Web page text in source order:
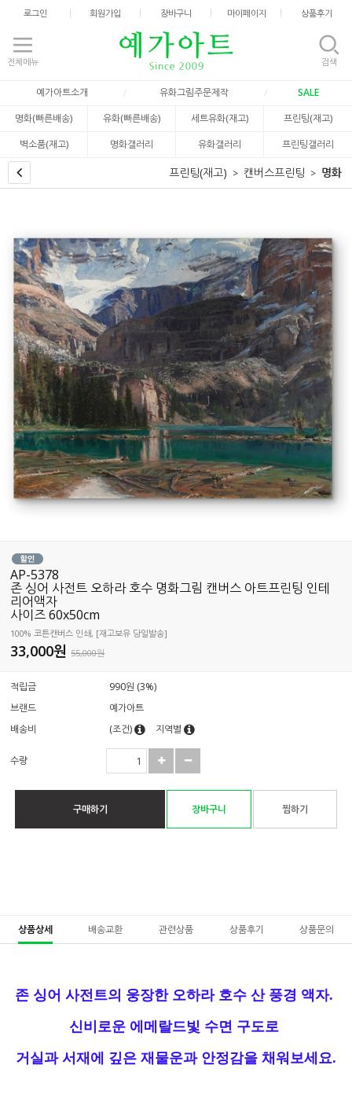
로그인 회원가입 장바구니 마이페이지 상품후기
전체메뉴 검색
예가아트소개 유화그림주문제작
SALE
명화(빠른배송)
유화(빠른배송) 세트유화(재고)
프린팅(재고)
벽소품(재고)
명화갤러리 유화갤러리 프린팅갤러리
프린팅(재고) 캔버스프린팅 명화
AP-5378
존 싱어 사전트 오하라 호수 명화그림 캔버스 아트프린팅 인테
리어액자
사이즈 60x50cm
100% 코튼캔버스 인쇄, [재고보유 당일발송]
33,000원55,000원
적립금
990원 (3%)
브랜드
예가아트
배송비
(조건) 지역별
수량
구매하기 장바구니 찜하기
상품상세 배송교환 관련상품 상품후기 상품문의
존 싱어 사전트의 웅장한 오하라 호수 산 풍경 액자.
신비로운 에메랄드빛 수면 구도로
거실과 서재에 깊은 재물운과 안정감을 채워보세요.